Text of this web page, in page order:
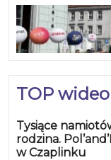
TOP wideo
Tysiące
rodzina.
w Czaplinku